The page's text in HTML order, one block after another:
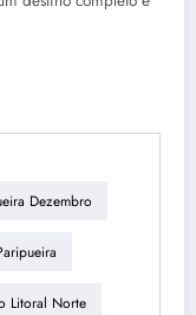
Dezembro
Litoral Norte